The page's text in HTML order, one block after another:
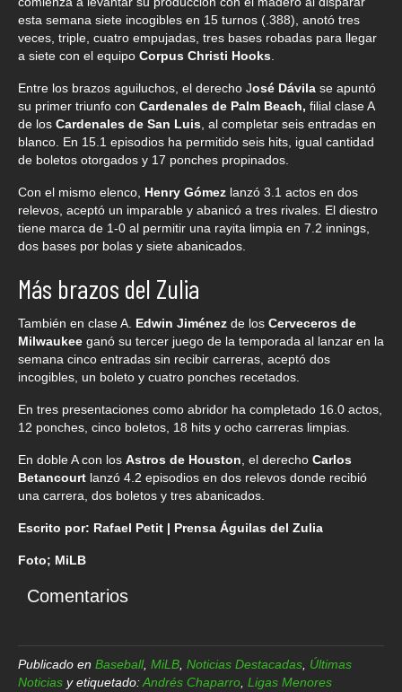
esta semana siete incogibles en 15 turnos (.388), anotó tres
veces, triple, cuatro empujadas, tres bases robadas para llegar
a siete con el equipo Corpus Christi Hooks
Entre los brazos aguiluchos, el derecho José Dávila se apuntó
su primer triunfo con Cardenales de Palm Beach, filial clase A
de los Cardenales de San Luis , al completar seis entradas en
blanco. En 15.1 episodios ha permitido seis hits, igual cantidad
de boletos otorgados y 17 ponches propinados.
Con el mismo elenco, Henry Gómez lanzó 3.1 actos en dos
relevos, aceptó un imparable y abanicó a tres rivales. El diestro
tiene marca de 1-0 al permitir una rayita limpia en 7.2 innings,
dos bases por bolas y siete abanicados.
Más brazos del Zulia
También en clase A. Edwin Jiménez de los Cerveceros de
Milwaukee ganó su tercer juego de la temporada al lanzar en la
semana cinco entradas sin recibir carreras, aceptó dos
incogibles, un boleto y cuatro ponches recetados.
En tres presentaciones como abridor ha completado 16.0 actos,
12 ponches, cinco boletos, 18 hits y ocho carreras limpias.
En doble A con los Astros de Houston , el derecho Carlos
Betancourt lanzó 4.2 episodios en dos relevos donde recibió
una carrera, dos boletos y tres abanicados.
Escrito por: Rafael Petit | Prensa Águilas del Zulia
Foto; MiLB
Comentarios
Publicado en Baseball, MiLB Noticias Destacadas Últimas
Noticias y etiquetado:Andrés Chaparro Ligas Menores